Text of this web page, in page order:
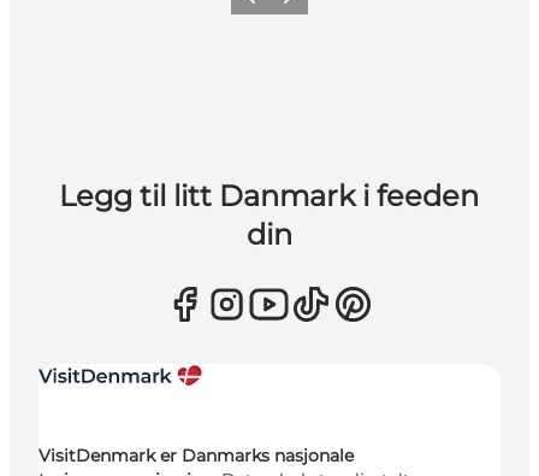
Legg til litt Danmark i feeden
din
VisitDenmark er Danmarks nasjonale